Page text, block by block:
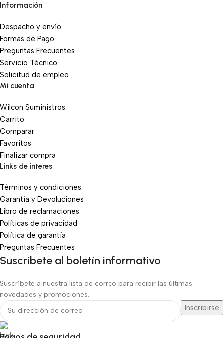
Información
Despacho y envío
Formas de Pago
Preguntas Frecuentes
Servicio Técnico
Solicitud de empleo
Mi cuenta
Wilcon Suministros
Carrito
Comparar
Favoritos
Finalizar compra
Links de interes
Términos y condiciones
Garantía y Devoluciones
Libro de reclamaciones
Políticas de privacidad
Política de garantía
Preguntas Frecuentes
Suscríbete al boletín informativo
Suscríbete a nuestra lista de correo para recibir las últimas
novedades y promociones.